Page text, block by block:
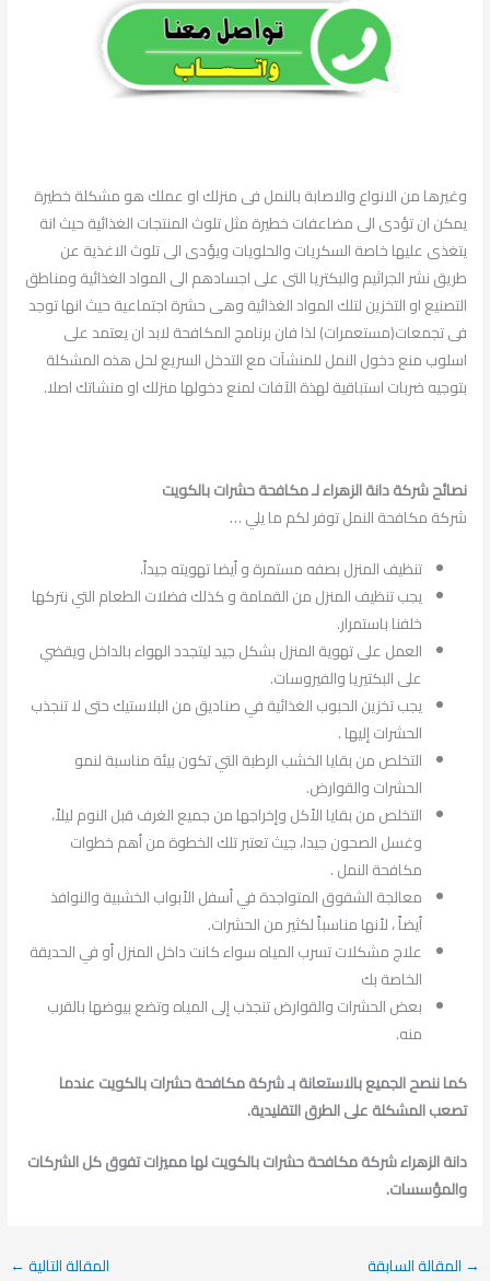
وغيرها من الانواع والاصابة بالنمل فى منزلك او عملك هو مشكلة خطيرة
يمكن ان تؤدى الى مضاعفات خطيرة مثل تلوث المنتجات الغذائية حيث انة
يتغذى عليها خاصة السكريات والحلويات ويؤدى الى تلوث الاغذية عن
طريق نشر الجراثيم والبكتريا التى على اجسادهم الى المواد الغذائية ومناطق
التصنيع او التخزين لتلك المواد الغذائية وهى حشرة اجتماعية حيث انها توجد
فى تجمعات(مستعمرات) لذا فان برنامج المكافحة لابد ان يعتمد على
اسلوب منع دخول النمل للمنشآت مع التدخل السريع لحل هذه المشكلة
بتوجيه ضربات استباقية لهذة الآفات لمنع دخولها منزلك او منشاتك اصلا.
نصائح شركة دانة الزهراء لـ مكافحة حشرات بالكويت
شركة مكافحة النمل توفر لكم ما يلي …
تنظيف المنزل بصفه مستمرة و أيضا تهويته جيداً.
يجب تنظيف المنزل من القمامة و كذلك فضلات الطعام التي نتركها
خلفنا باستمرار.
العمل على تهوية المنزل بشكل جيد ليتجدد الهواء بالداخل ويقضي
على البكتيريا والفيروسات.
يجب تخزين الحبوب الغذائية في صناديق من البلاستيك حتى لا تنجذب
الحشرات إليها .
التخلص من بقايا الخشب الرطبة التي تكون بيئة مناسبة لنمو
الحشرات والقوارض.
التخلص من بقايا الأكل وإخراجها من جميع الغرف قبل النوم ليلاً،
وغسل الصحون جيدا، جيث تعتبر تلك الخطوة من أهم خطوات
مكافحة النمل .
معالجة الشقوق المتواجدة في أسفل الأبواب الخشبية والنوافذ
أيضاً ، لأنها مناسباً لكثير من الحشرات.
علاج مشكلات تسرب المياه سواء كانت داخل المنزل أو في الحديقة
الخاصة بك
بعض الحشرات والقوارض تنجذب إلى المياه وتضع بيوضها بالقرب
منه.
كما ننصح الجميع بالاستعانة بـ شركة مكافحة حشرات بالكويت عندما
تصعب المشكلة على الطرق التقليدية.
دانة الزهراء شركة مكافحة حشرات بالكويت لها مميزات تفوق كل الشركات
والمؤسسات.
→ المقالة السابقة المقالة التالية←